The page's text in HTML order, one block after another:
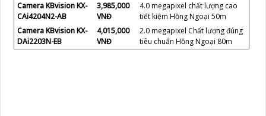
Camera KBvision KX-
CAi4204N2-AB
3,985,000
VNĐ
4.0 megapixel chất lượng cao
tiết kiệm Hồng Ngoại 50m
Camera KBvision KX-
DAi2203N-EB
4,015,000
VNĐ
2.0 megapixel Chất lượng đúng
tiêu chuẩn Hồng Ngoại 80m